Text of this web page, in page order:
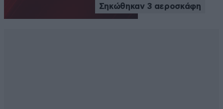
Σηκώθηκαν 3 αεροσκάφη